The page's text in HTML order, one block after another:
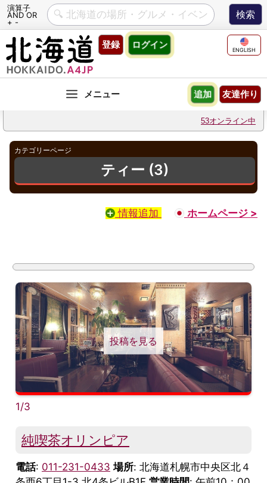
演算子
AND OR
+ -
Skip
content
登録 ログイン ENGLISH
友達作り
追加
53オンライン中
カテゴリーページ
ティー (3)
情報追加 ホームページ >
投稿を見る
1/3
純喫茶オリンピア
電話: 011-231-0433 場所: 北海道札幌市中央区北４